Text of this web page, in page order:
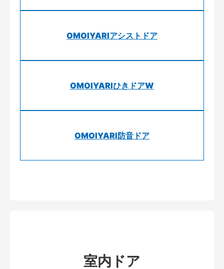
OMOIYARIアシストドア
OMOIYARIひきドアW
OMOIYARI防音ドア
室内ドア